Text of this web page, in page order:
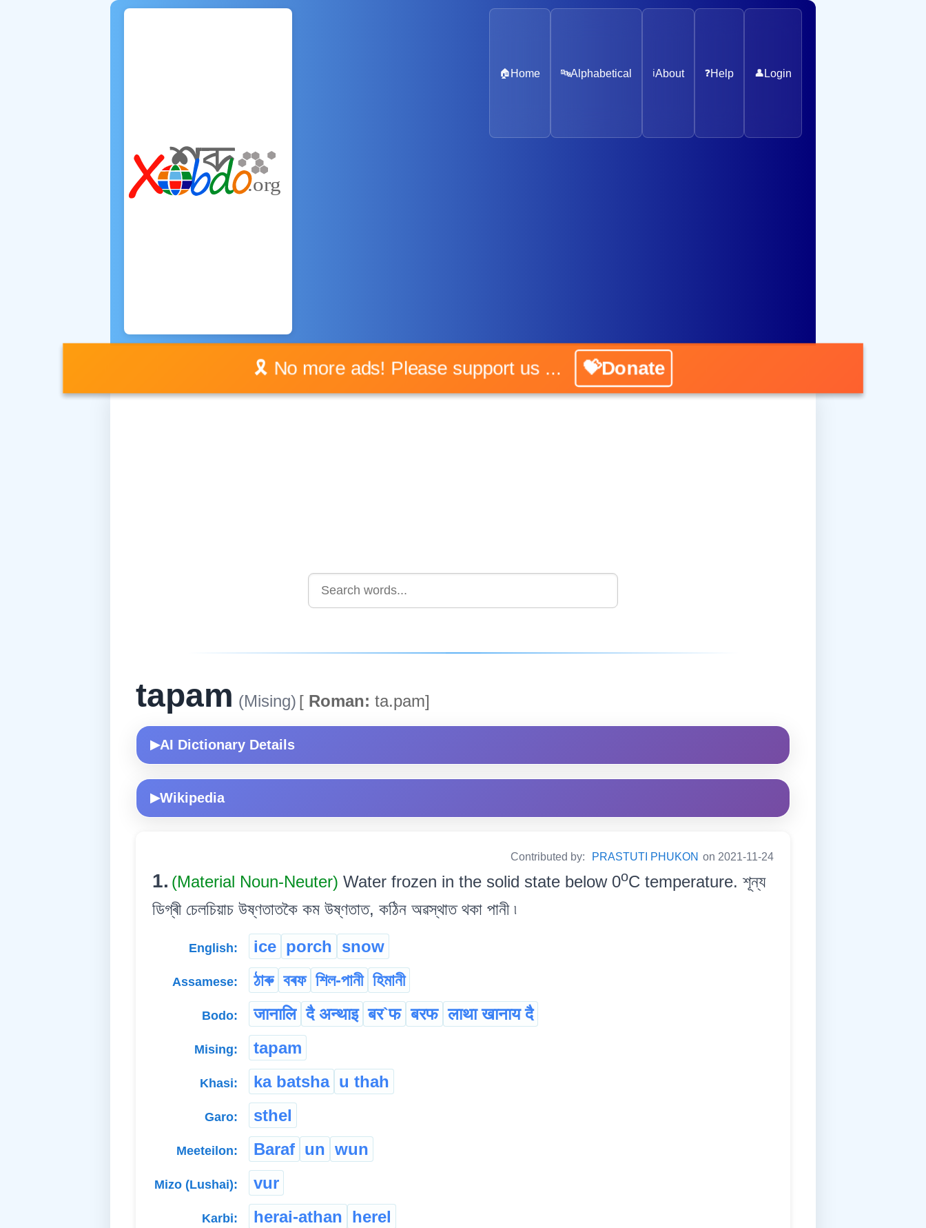
🏠 Home 🔤Alphabetical ℹ️About ❓Help 👤 Login
🎗️ No more ads! Please support us ... 💝Donate
tapam (Mising) [ Roman: ta.pam]
▶AI Dictionary Details
▶Wikipedia
Contributed by: PRASTUTI PHUKON on 2021-11-24
1. (Material Noun-Neuter) Water frozen in the solid state below 0oC temperature. শূন্য
ডিগ্ৰী চেলচিয়াচ উষ্ণতাতকৈ কম উষ্ণতাত, কঠিন অৱস্থাত থকা পানী ৷
English: ice porch snow
Assamese: ঠাৰু বৰফ শিল-পানী হিমানী
Bodo: जानालि दै अन्थाइ बर`फ बरफ लाथा खानाय दै
Mising: tapam
Khasi: ka batsha u thah
Garo: sthel
Meeteilon: Baraf un wun
Mizo (Lushai): vur
Karbi: herai-athan herel